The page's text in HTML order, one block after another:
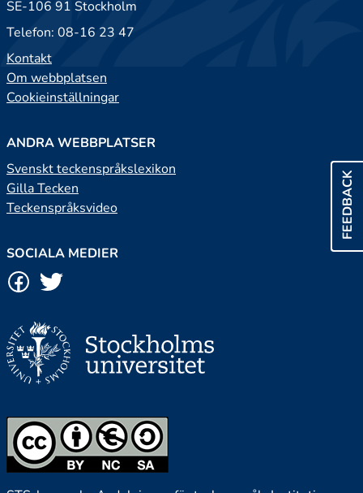
FEEDBACK
SE-106 91 Stockholm
Telefon: 08-16 23 47
Kontakt
Om webbplatsen
Cookieinställningar
ANDRA WEBBPLATSER
Svenskt teckenspråkslexikon
Gilla Tecken
Teckenspråksvideo
SOCIALA MEDIER